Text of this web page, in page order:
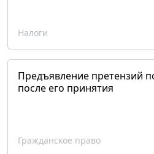
Налоги
Предъявление претензий
после его принятия
Гражданское право